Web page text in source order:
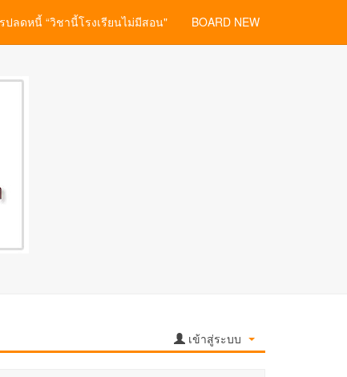
ปลดหนี้ “วิชานี้โรงเรียนไม่มีสอน" BOARD NEW
เข้าสู่ระบบ